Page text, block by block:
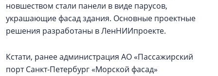
новшеством стали панели в виде парусов,
украшающие фасад здания. Основные проектные
решения разработаны в ЛенНИИпроекте.
Кстати, ранее администрация АО «Пассажирский
порт Санкт-Петербург «Морской фасад»